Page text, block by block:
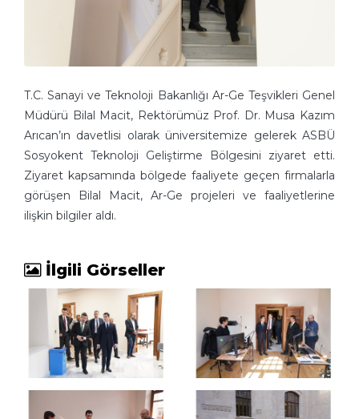
T.C. Sanayi ve Teknoloji Bakanlığı Ar-Ge Teşvikleri Genel
Müdürü Bilal Macit, Rektörümüz Prof. Dr. Musa Kazım
Arıcan’ın davetlisi olarak üniversitemize gelerek ASBÜ
Sosyokent Teknoloji Geliştirme Bölgesini ziyaret etti.
Ziyaret kapsamında bölgede faaliyete geçen firmalarla
görüşen Bilal Macit, Ar-Ge projeleri ve faaliyetlerine
ilişkin bilgiler aldı.
İlgili Görseller